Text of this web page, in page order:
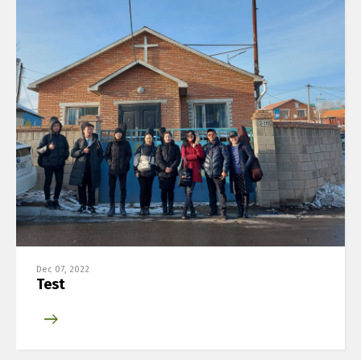
Dec 07, 2022
Test
Монгол Korea